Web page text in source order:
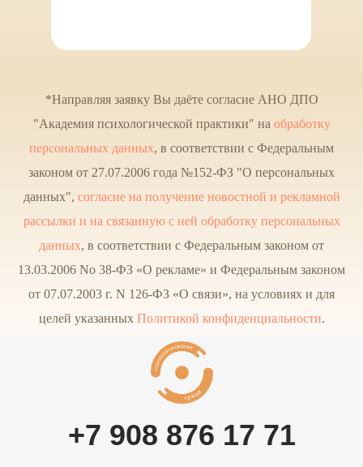
*Направляя заявку Вы даёте согласие АНО ДПО
"Академия психологической практики" на обработку
персональных данных, в соответствии с Федеральным
законом от 27.07.2006 года №152-ФЗ "О персональных
данных", согласие на получение новостной и рекламной
рассылки и на связанную с ней обработку персональных
данных, в соответствии с Федеральным законом от
13.03.2006 No 38-ФЗ «О рекламе» и Федеральным законом
от 07.07.2003 г. N 126-ФЗ «О связи», на условиях и для
целей указанных Политикой конфиденциальности.
+7 908 876 17 71